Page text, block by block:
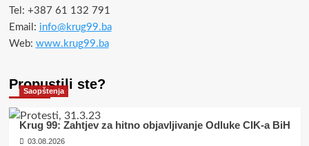
Tel: +387 61 132 791
Email: info@krug99.ba
Web: www.krug99.ba
Propustili ste?
Saopštenja
Krug 99: Zahtjev za hitno objavljivanje Odluke CIK-a BiH
03.08.2026